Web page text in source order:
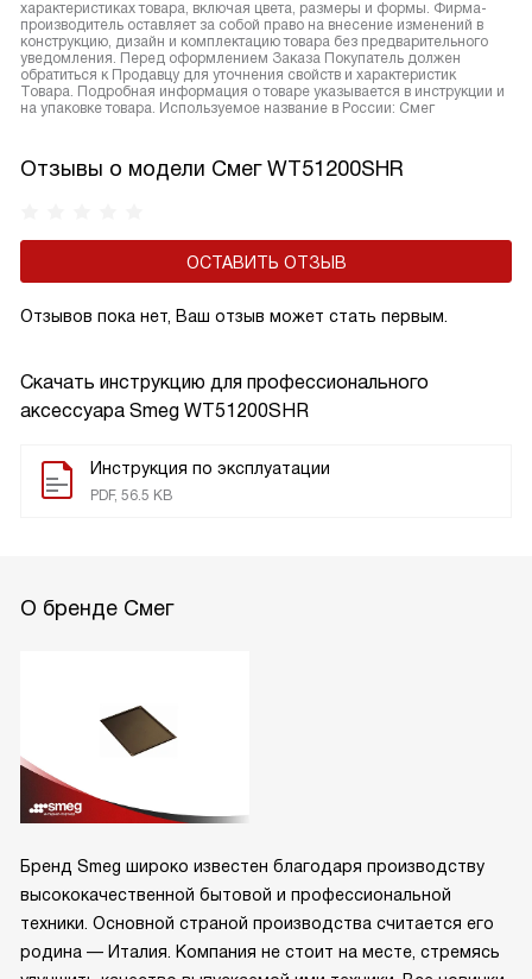
Скачать инструкцию для профессионального
аксессуара Smeg WT51200SHR
Инструкция по эксплуатации
PDF, 56.5 KB
характеристиках товара, включая цвета, размеры и формы. Фирма-
производитель оставляет за собой право на внесение изменений в
конструкцию, дизайн и комплектацию товара без предварительного
уведомления. Перед оформлением Заказа Покупатель должен
обратиться к Продавцу для уточнения свойств и характеристик
Товара. Подробная информация о товаре указывается в инструкции и
на упаковке товара. Используемое название в России: Смег
Отзывы о модели Смег WT51200SHR
ОСТАВИТЬ ОТЗЫВ
Отзывов пока нет, Ваш отзыв может стать первым.
О бренде Смег
Бренд Smeg широко известен благодаря производству
высококачественной бытовой и профессиональной
техники. Основной страной производства считается его
родина — Италия. Компания не стоит на месте, стремясь